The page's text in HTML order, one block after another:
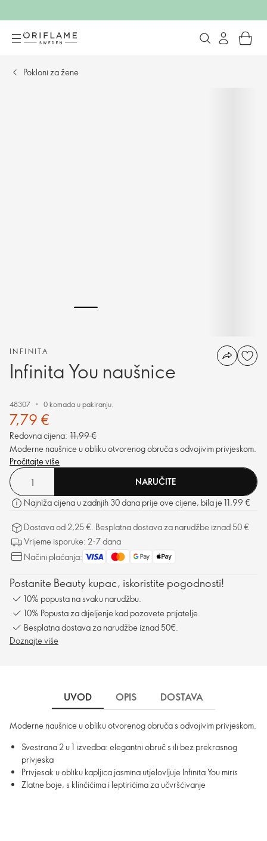
Pokloni za žene
INFINITA
Infinita You naušnice
48307 0 komada u pakiranju.
7,79 €
Redovna cijena: 11,99 €
Moderne naušnice u obliku otvorenog obruča s odvojivim privjeskom.
Pročitajte više
NARUČITE
Najniža cijena u zadnjih 30 dana prije ove cijene, bila je 11,99 €
Dostava od 2,25 €. Besplatna dostava za narudžbe iznad 50 €
Vrijeme isporuke: 2-7 dana
Načini plaćanja:
Postanite Beauty kupac, iskoristite pogodnosti!
10% popusta na svaku narudžbu.
10% Popusta za dijeljenje kad pozovete prijatelje.
Besplatna dostava za narudžbe iznad 50€.
Doznajte više
UVOD OPIS DOSTAVA
Moderne naušnice u obliku otvorenog obruča s odvojivim privjeskom.
Svestrana 2 u 1 izvedba: elegantni obruč s ili bez prekrasnog
privjeska
Privjesak u obliku kapljica jasmina utjelovljuje Infinita You miris
Zlatne boje, s klinčićima i leptirićima za učvršćivanje